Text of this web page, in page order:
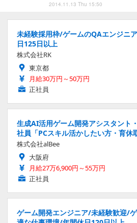
2014.11.13 Thu 15:50
未経験採用枠/ゲームのQAエンジニ
日125日以上
株式会社RK
東京都
月給30万円～50万円
正社員
生成AI活用ゲーム開発アシスタント
社員「PCスキル活かしたい方・育
株式会社alBee
大阪府
月給27万6,900円～55万円
正社員
ゲーム開発エンジニア/未経験歓迎/